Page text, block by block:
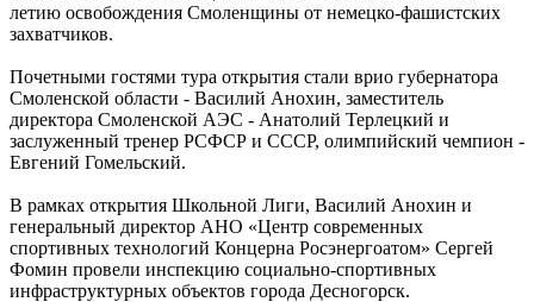
летию освобождения Смоленщины от немецко-фашистских
захватчиков.
Почетными гостями тура открытия стали врио губернатора
Смоленской области - Василий Анохин, заместитель
директора Смоленской АЭС - Анатолий Терлецкий и
заслуженный тренер РСФСР и СССР, олимпийский чемпион -
Евгений Гомельский.
В рамках открытия Школьной Лиги, Василий Анохин и
генеральный директор АНО «Центр современных
спортивных технологий Концерна Росэнергоатом» Сергей
Фомин провели инспекцию социально-спортивных
инфраструктурных объектов города Десногорск.